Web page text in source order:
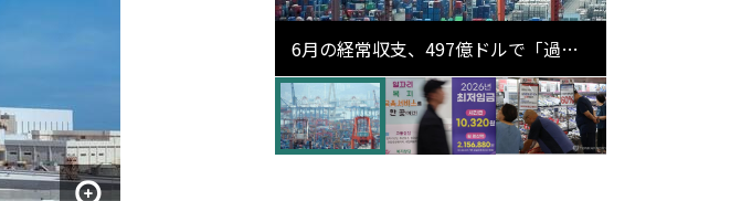
6月の経常収支、497億ドルで「過去
最大」…輸出が初の1000億ドル突破